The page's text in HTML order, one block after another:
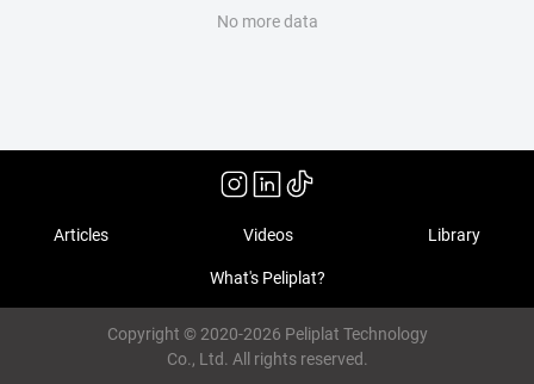
mundos, construidos sobre cimientos de sangre
No more data
Articles Videos Library
What's Peliplat?
Copyright © 2020-2026 Peliplat Technology
Co., Ltd. All rights reserved.